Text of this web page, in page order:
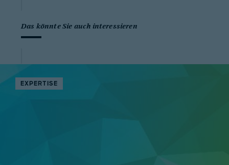
Das könnte Sie auch interessieren
EXPERTISE